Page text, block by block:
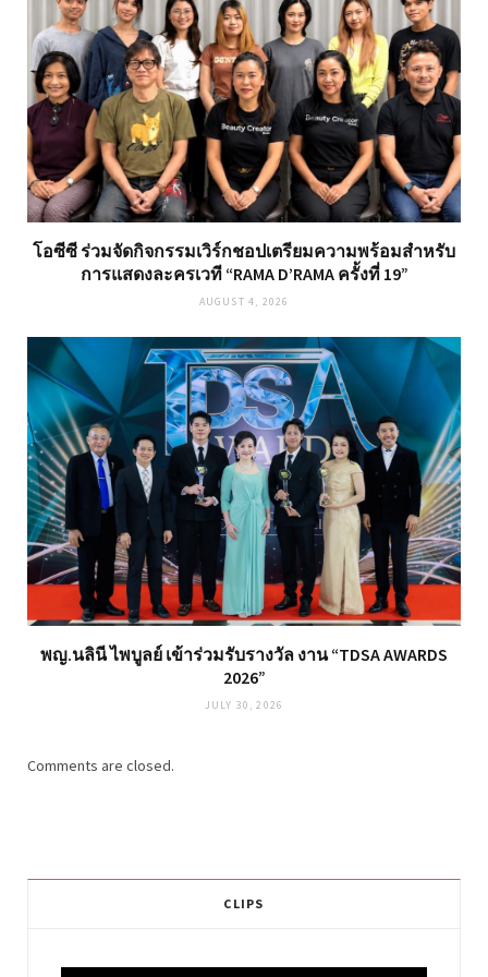
โอซีซี ร่วมจัดกิจกรรมเวิร์กชอปเตรียมความพร้อมสำหรับ
การแสดงละครเวที “RAMA D’RAMA ครั้งที่ 19”
AUGUST 4, 2026
พญ.นลินี ไพบูลย์ เข้าร่วมรับรางวัล งาน “TDSA AWARDS
2026”
JULY 30, 2026
Comments are closed.
CLIPS